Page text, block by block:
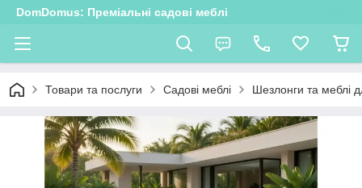
DomDomus: Преміальні садові меблі
Товари та послуги Садові меблі Шезлонги та меблі